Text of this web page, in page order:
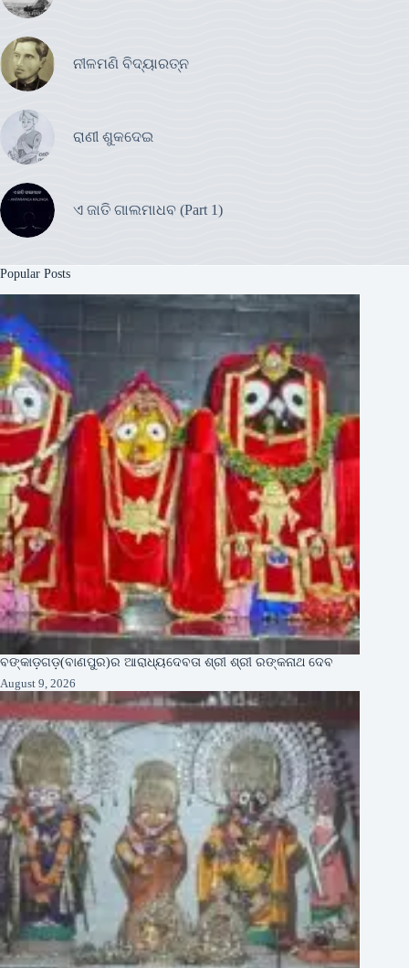
ନୀଳମଣି ବିଦ୍ୟାରତ୍ନ
ରାଣୀ ଶୁକଦେଇ
ଏ ଜାତି ଗାଲମାଧବ (Part 1)
Popular Posts
ବଙ୍କାଡ଼ଗଡ଼(ବାଣପୁର)ର ଆରାଧ୍ୟଦେବତା ଶ୍ରୀ ଶ୍ରୀ ରଙ୍କନାଥ ଦେବ
August 9, 2026